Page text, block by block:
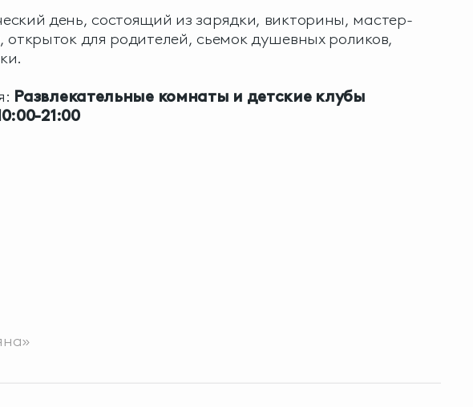
день, состоящий из зарядки, викторины, мастер-
открыток для родителей, сьемок душевных роликов,
Развлекательные комнаты и детские клубы
21:00